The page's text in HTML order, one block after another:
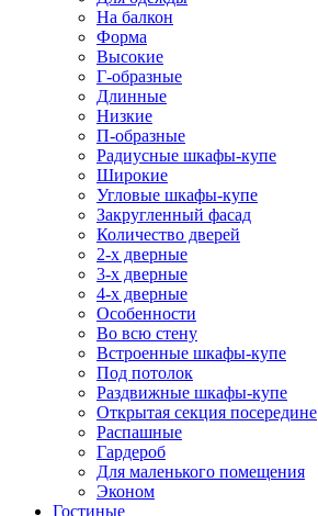
На балкон
Форма
Высокие
Г-образные
Длинные
Низкие
П-образные
Радиусные шкафы-купе
Широкие
Угловые шкафы-купе
Закругленный фасад
Количество дверей
2-х дверные
3-х дверные
4-х дверные
Особенности
Во всю стену
Встроенные шкафы-купе
Под потолок
Раздвижные шкафы-купе
Открытая секция посередине
Распашные
Гардероб
Для маленького помещения
Эконом
Гостиные